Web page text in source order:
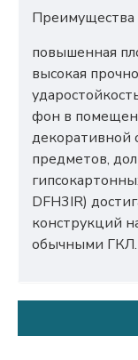
Преимущества
повышенная
высокая
фон в
декоративной
предметов,
DFH3IR)
конструкций
обычными ГКЛ.